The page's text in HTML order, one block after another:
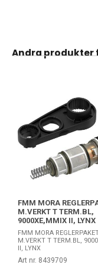
Andra produkter
FMM MORA
M.VERKT T TERM.BL,
9000XE,MMIX II, LYNX
FMM MORA
M.VERKT T TERM.BL,
II, LYNX
Art nr. 8439709